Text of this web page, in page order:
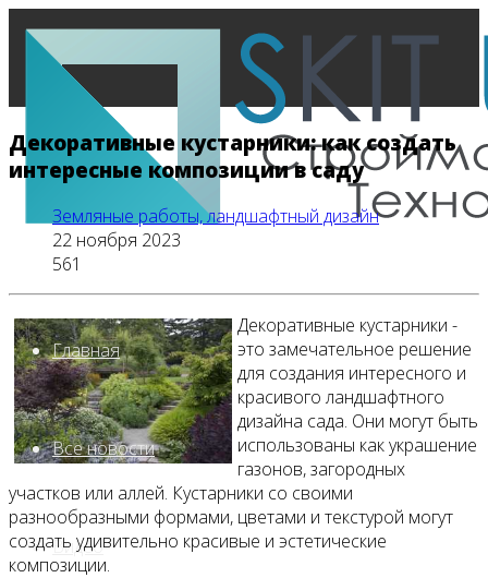
Главная
Все новости
Видео
Декоративные кустарники: как создать
интересные композиции в саду
Земляные работы, ландшафтный дизайн
22 ноября 2023
561
Декоративные кустарники -
это замечательное решение
для создания интересного и
красивого ландшафтного
дизайна сада. Они могут быть
использованы как украшение
газонов, загородных
участков или аллей. Кустарники со своими
разнообразными формами, цветами и текстурой могут
создать удивительно красивые и эстетические
композиции.